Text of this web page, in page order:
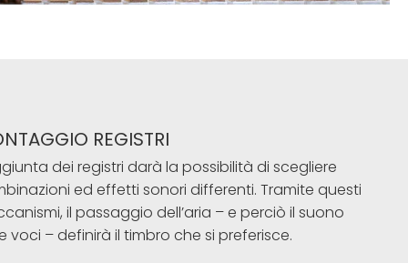
REGISTRI
dei registri darà la possibilità di scegliere
ed effetti sonori differenti. Tramite questi
il passaggio dell’aria – e perciò il suono
voci – definirà il timbro che si preferisce.